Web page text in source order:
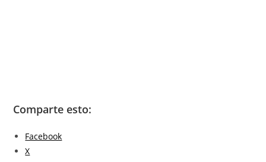
Comparte esto:
Facebook
X